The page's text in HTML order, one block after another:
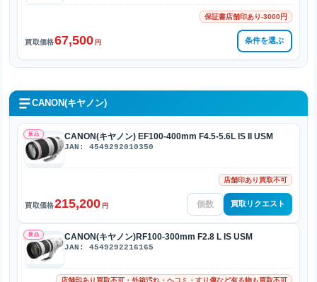
保証書店舗印あり-3000円
買取価格67,500 円 条件を選ぶ
CANON(キヤノン)
新品 CANON(キヤノン) EF100-400mm F4.5-5.6L IS II USM
JAN: 4549292010350
店舗印あり買取不可
買取価格215,200 円 買取リクエスト
新品 CANON(キヤノン)RF100-300mm F2.8 L IS USM
JAN: 4549292216165
店舗印あり買取不可・外箱汚れ・ヘコミ・すり傷など有る物も買取不可